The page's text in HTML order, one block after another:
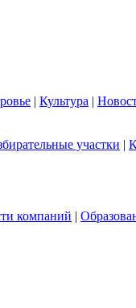
| Культура |
участки |
компаний |